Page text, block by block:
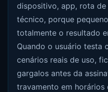
dispositivo, app, rota
técnico, porque
totalmente o resultado
Quando o usuário testa
cenários reais de uso,
gargalos antes da
travamento em horários